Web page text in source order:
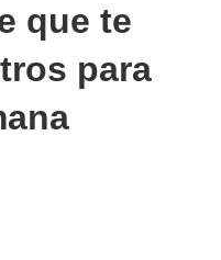
que te
para